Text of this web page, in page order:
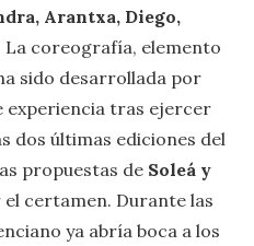
Arantxa, Diego,
La coreografía, elemento
sido desarrollada por
experiencia tras ejercer
dos últimas ediciones del
propuestas de Soleá y
el certamen. Durante las
ya abría boca a los